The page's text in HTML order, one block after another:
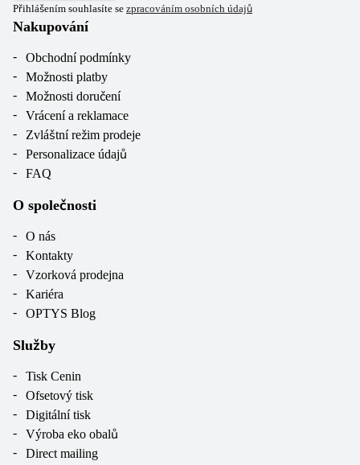
Přihlášením souhlasíte se zpracováním osobních údajů
Nakupování
Obchodní podmínky
Možnosti platby
Možnosti doručení
Vrácení a reklamace
Zvláštní režim prodeje
Personalizace údajů
FAQ
O společnosti
O nás
Kontakty
Vzorková prodejna
Kariéra
OPTYS Blog
Služby
Tisk Cenin
Ofsetový tisk
Digitální tisk
Výroba eko obalů
Direct mailing